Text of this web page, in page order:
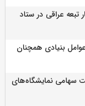
تبعه عراقی در ستاد
بنیادی همچنان
سهامی نمایشگاه‌های